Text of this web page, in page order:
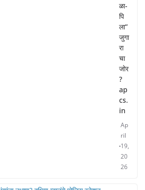
ळा-
पि
ला”
जुगा
रा
चा
जोर
?
ap
cs.
in
Ap
ril
19,
20
26